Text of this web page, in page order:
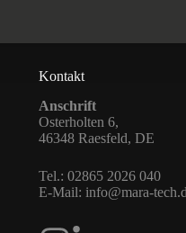
Kontakt
Anschrift
Osterholten 6,
46348 Raesfeld, DE
Tel.:02865 2026 040
E-Mail: info@mara-